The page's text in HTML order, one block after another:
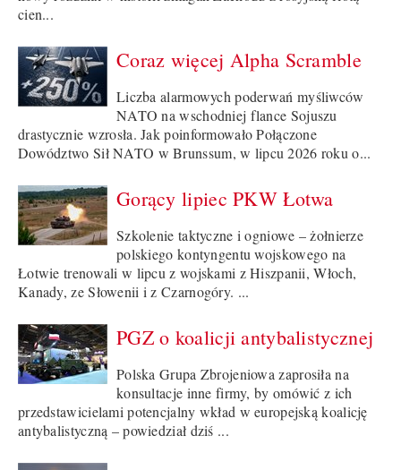
cien...
Coraz więcej Alpha Scramble
Liczba alarmowych poderwań myśliwców
NATO na wschodniej flance Sojuszu
drastycznie wzrosła. Jak poinformowało Połączone
Dowództwo Sił NATO w Brunssum, w lipcu 2026 roku o...
Gorący lipiec PKW Łotwa
Szkolenie taktyczne i ogniowe – żołnierze
polskiego kontyngentu wojskowego na
Łotwie trenowali w lipcu z wojskami z Hiszpanii, Włoch,
Kanady, ze Słowenii i z Czarnogóry. ...
PGZ o koalicji antybalistycznej
Polska Grupa Zbrojeniowa zaprosiła na
konsultacje inne firmy, by omówić z ich
przedstawicielami potencjalny wkład w europejską koalicję
antybalistyczną – powiedział dziś ...